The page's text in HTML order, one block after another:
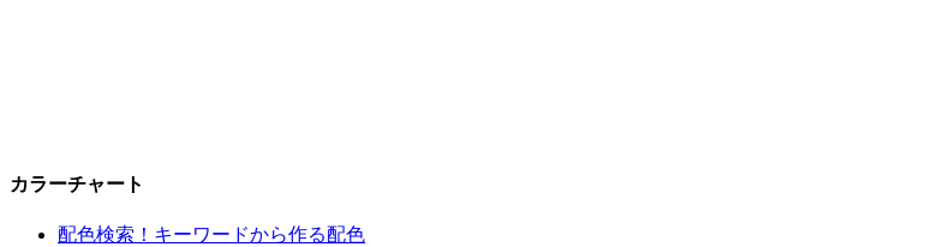
カラーチャート
配色検索！キーワードから作る配色